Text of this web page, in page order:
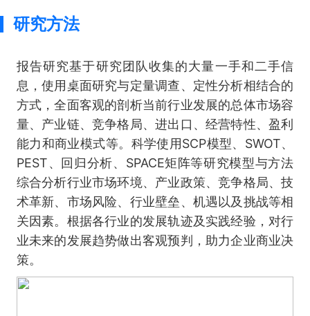
研究方法
报告研究基于研究团队收集的大量一手和二手信
息，使用桌面研究与定量调查、定性分析相结合的
方式，全面客观的剖析当前行业发展的总体市场容
量、产业链、竞争格局、进出口、经营特性、盈利
能力和商业模式等。科学使用SCP模型、SWOT、
PEST、回归分析、SPACE矩阵等研究模型与方法
综合分析行业市场环境、产业政策、竞争格局、技
术革新、市场风险、行业壁垒、机遇以及挑战等相
关因素。根据各行业的发展轨迹及实践经验，对行
业未来的发展趋势做出客观预判，助力企业商业决
策。